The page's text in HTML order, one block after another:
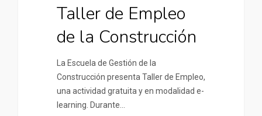
Taller de Empleo
de la Construcción
La Escuela de Gestión de la
Construcción presenta Taller de Empleo,
una actividad gratuita y en modalidad e-
learning. Durante…